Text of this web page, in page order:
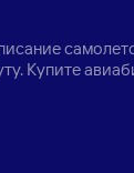
Купите